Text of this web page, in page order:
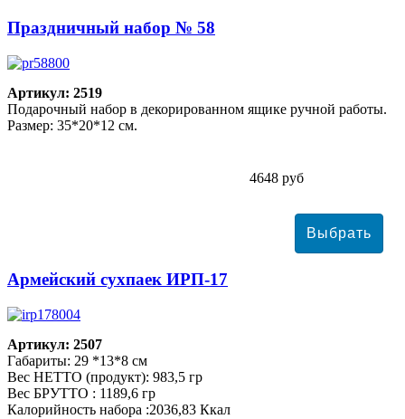
Праздничный набор № 58
Артикул: 2519
Подарочный набор в декорированном ящике ручной работы.
Размер: 35*20*12 см.
4648 руб
Армейский сухпаек ИРП-17
Артикул: 2507
Габариты: 29 *13*8 см
Вес НЕТТО (продукт): 983,5 гр
Вес БРУТТО : 1189,6 гр
Калорийность набора :2036,83 Ккал